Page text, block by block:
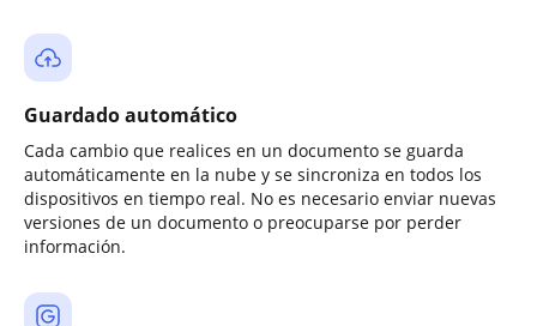
Guardado automático
Cada cambio que realices en un documento se guarda
automáticamente en la nube y se sincroniza en todos los
dispositivos en tiempo real. No es necesario enviar nuevas
versiones de un documento o preocuparse por perder
información.